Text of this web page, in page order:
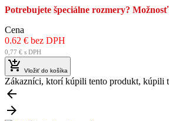
Potrebujete špeciálne rozmery?
Cena
0.62 € bez DPH
0,77 € s DPH
 Vložiť do košíka
Zákazníci, ktorí kúpili tento produkt, kúpili

